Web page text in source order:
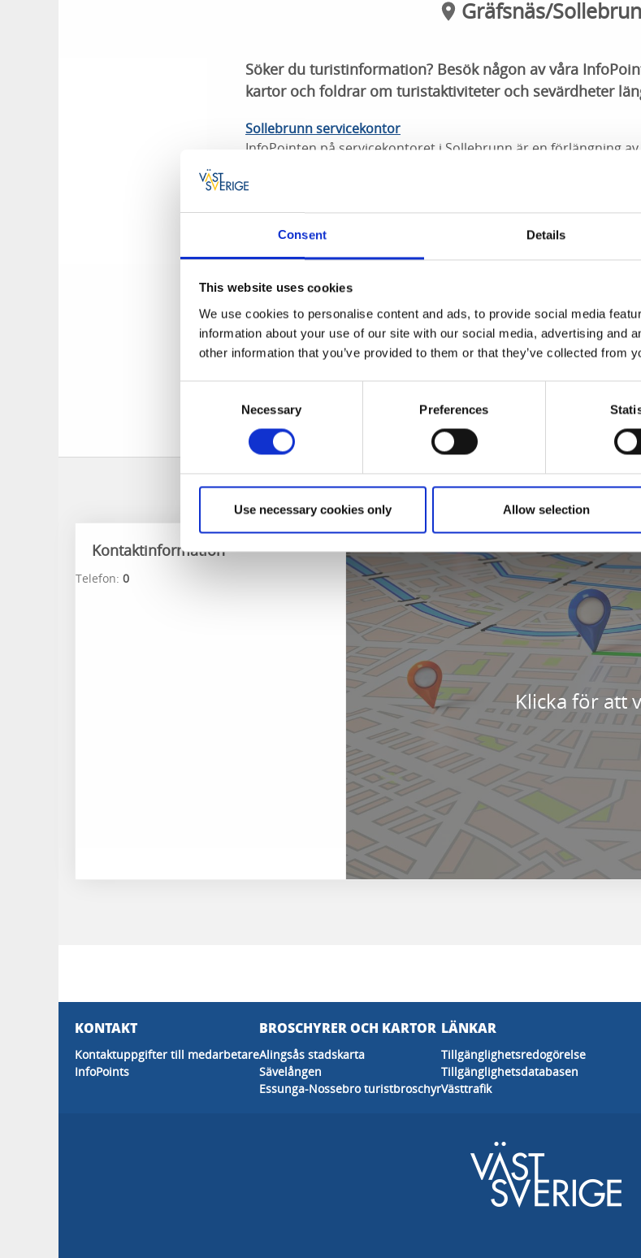
Consent Details
This website uses cookies
We use cookies to personalise content and ads, to provide social media
information about your use of our site with our social media, advertising and
other information that you’ve provided to them or that they’ve collected from
Necessary Preferences
Use necessary cookies only Allow selection
Gräfsnäs/
Söker du turistinformation? Besök någon av våra
kartor och foldrar om turistaktiviteter och sevärdheter
Sollebrunn servicekontor
InfoPointen på servicekontoret i Sollebrunn är en förlängning
och här kan du som gäst få information och tips på vad du kan
ligger mitt på torget i Sollebrunn och har varierade öppettider,
Kaffekoppen Sollebrunn
På promenadavstånd från servicekontoret i Sollebrunn har
till att få vara en InfoPoint för besökare. Här finner du
Gräfsnäs slottspark
Intill badplatsen i Gräfsnäs slottspark finns numera en
Kontaktinformation
Telefon: 0
Klicka för att
KONTAKT
Kontaktuppgifter till medarbetare
InfoPoints
BROSCHYRER OCH KARTOR
Alingsås stadskarta
Sävelången
Essunga-Nossebro turistbroschyr
LÄNKAR
Tillgänglighetsredogörelse
Tillgänglighetsdatabasen
Västtrafik